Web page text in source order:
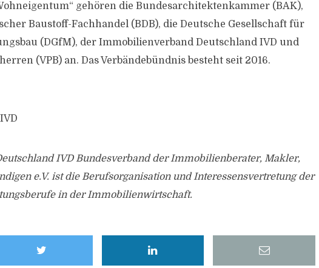
gehören die Bundesarchitektenkammer (BAK),
Baustoff-Fachhandel (BDB), die Deutsche Gesellschaft für
(DGfM), der Immobilienverband Deutschland IVD und
(VPB) an. Das Verbändebündnis besteht seit 2016.
IVD Bundesverband der Immobilienberater, Makler,
e.V. ist die Berufsorganisation und Interessensvertretung der
in der Immobilienwirtschaft.